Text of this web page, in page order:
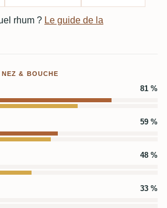
rhum ? Le guide de la
NEZ & BOUCHE
81 %
59 %
48 %
33 %